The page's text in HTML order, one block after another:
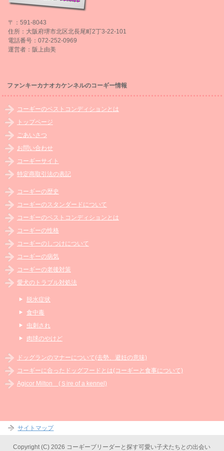
〒：591-8043
住所：大阪府堺市北区北長尾町2丁3-22-101
電話番号：072-252-0969
運営者：阪上由美
ファンキーカナオカケンネルのコーギー情報
コーギーのベストコンディションとは
トップページ
ごあいさつ
お問い合わせ
コーギーサイト
特定商取引法の表記
コーギーの歴史
コーギーのスタンダードについて
コーギーのベストコンディションとは
コーギーの性格
コーギーのしつけについて
コーギーの病気
コーギーの老後対策
愛犬のトラブル対処法
脱水症状
食中毒
虫刺され
肉球のやけど
ドッグランのマナーについて(去勢、避妊の意味)
コーギーに合ったドッグフードとは(コーギーと食事について)
Agicor Milton (Ｓire of a kennel)
サイトマップ
Copyright (C) 2026 コーギーブリーダーと探す可愛い子犬たちとの出会い